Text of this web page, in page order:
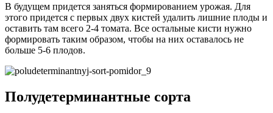
В будущем придется заняться формированием урожая. Для
этого придется с первых двух кистей удалить лишние плоды и
оставить там всего 2-4 томата. Все остальные кисти нужно
формировать таким образом, чтобы на них оставалось не
больше 5-6 плодов.
Полудетерминантные сорта